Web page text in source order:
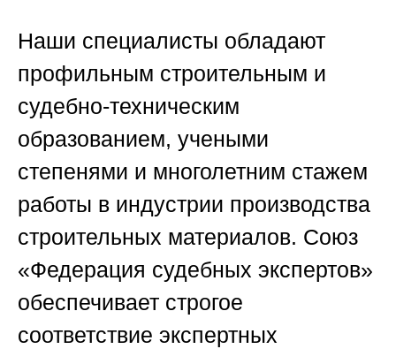
Наши специалисты обладают
профильным строительным и
судебно-техническим
образованием, учеными
степенями и многолетним стажем
работы в индустрии производства
строительных материалов. Союз
«Федерация судебных экспертов»
обеспечивает строгое
соответствие экспертных